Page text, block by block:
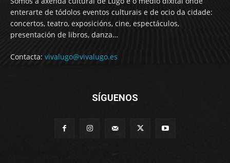
enterarte de tódolos eventos culturais e de ocio da cidade:
concertos, teatro, exposicións, cine, espectáculos,
presentación de libros, danza…
Contacta: vivalugo@vivalugo.es
SÍGUENOS